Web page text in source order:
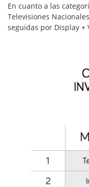
En cuanto a las
Televisiones
seguidas por Display +